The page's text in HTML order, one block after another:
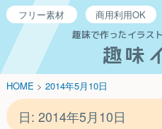
フリー素材 商用利用OK
趣味で作ったイラス
HOME > 2014年5月10日
日: 2014年5月10日